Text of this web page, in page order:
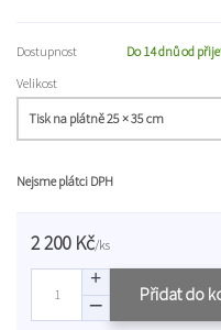
Dostupnost
Do 14 dnů od
Velikost
Nejsme plátci DPH
2 200 Kč/ks
Přidat do